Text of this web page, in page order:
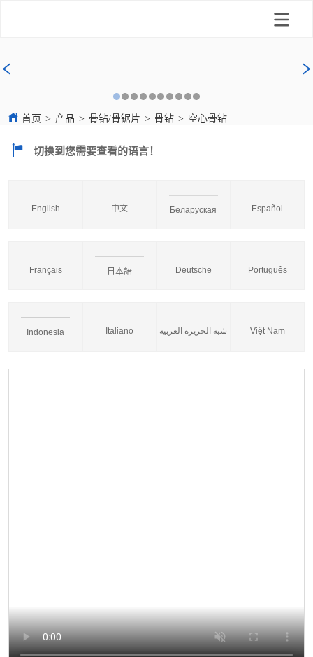
首页 > 产品 > 骨钻/骨锯片 > 骨钻 > 空心骨钻
切换到您需要查看的语言！
English 中文 Беларуская Español
Français 日本語 Deutsche Português
Indonesia Italiano شبه الجزيرة العربية Việt Nam